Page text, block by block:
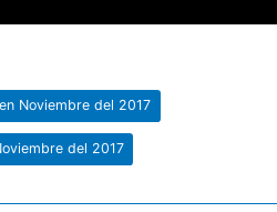
Noviembre del 2017
del 2017